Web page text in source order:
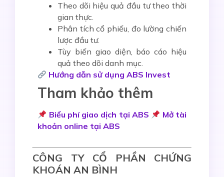
Theo dõi hiệu quả đầu tư theo thời
gian thực.
Phân tích cổ phiếu, đo lường chiến
lược đầu tư.
Tùy biến giao diện, báo cáo hiệu
quả theo dõi danh mục.
Hướng dẫn sử dụng ABS Invest
Tham khảo thêm
Biểu phí giao dịch tại ABS
Mở tài
khoản online tại ABS
CÔNG TY CỔ PHẦN CHỨNG
KHOÁN AN BÌNH